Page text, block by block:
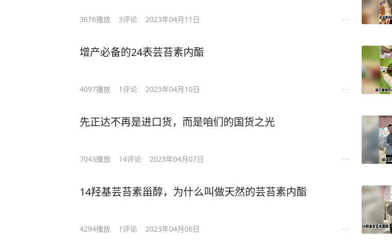
3676播放 3评论 2023年04月11日
增产必备的24表芸苔素内酯
4097播放 1评论 2023年04月10日
先正达不再是进口货，而是咱们的国货之光
7043播放 14评论 2023年04月07日
14羟基芸苔素甾醇，为什么叫做天然的芸苔素内酯
4294播放 1评论 2023年04月06日